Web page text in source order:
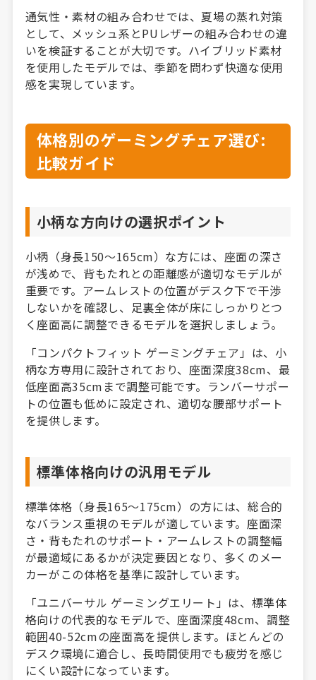
通気性・素材の組み合わせでは、夏場の蒸れ対策
として、メッシュ系とPUレザーの組み合わせの違
いを検証することが大切です。ハイブリッド素材
を使用したモデルでは、季節を問わず快適な使用
感を実現しています。
体格別のゲーミングチェア選び:
比較ガイド
小柄な方向けの選択ポイント
小柄（身長150〜165cm）な方には、座面の深さ
が浅めで、背もたれとの距離感が適切なモデルが
重要です。アームレストの位置がデスク下で干渉
しないかを確認し、足裏全体が床にしっかりとつ
く座面高に調整できるモデルを選択しましょう。
「コンパクトフィット ゲーミングチェア」は、小
柄な方専用に設計されており、座面深度38cm、最
低座面高35cmまで調整可能です。ランバーサポー
トの位置も低めに設定され、適切な腰部サポート
を提供します。
標準体格向けの汎用モデル
標準体格（身長165〜175cm）の方には、総合的
なバランス重視のモデルが適しています。座面深
さ・背もたれのサポート・アームレストの調整幅
が最適域にあるかが決定要因となり、多くのメー
カーがこの体格を基準に設計しています。
「ユニバーサル ゲーミングエリート」は、標準体
格向けの代表的なモデルで、座面深度48cm、調整
範囲40-52cmの座面高を提供します。ほとんどの
デスク環境に適合し、長時間使用でも疲労を感じ
にくい設計になっています。